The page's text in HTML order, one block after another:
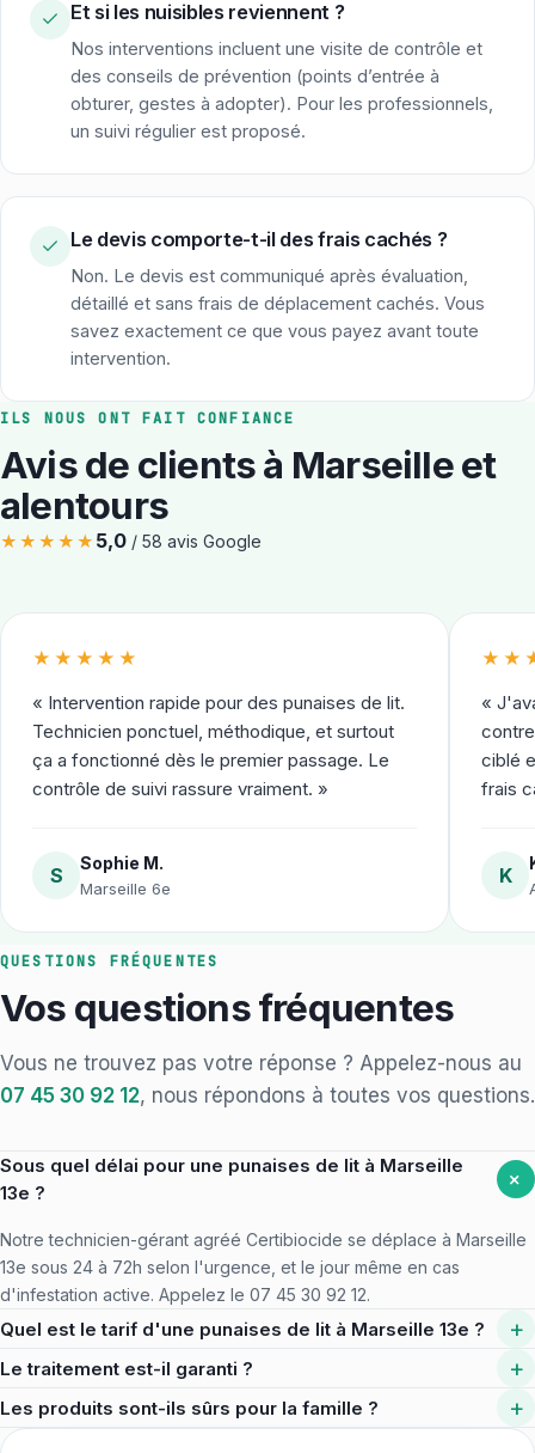
Et si les nuisibles reviennent ?
Nos interventions incluent une visite de contrôle et
des conseils de prévention (points d’entrée à
obturer, gestes à adopter). Pour les professionnels,
un suivi régulier est proposé.
Le devis comporte-t-il des frais cachés ?
Non. Le devis est communiqué après évaluation,
détaillé et sans frais de déplacement cachés. Vous
savez exactement ce que vous payez avant toute
intervention.
ILS NOUS ONT FAIT CONFIANCE
Avis de clients à Marseille et
alentours
★★★★★ 5,0 / 58 avis Google
★★★★★
« Intervention rapide pour des punaises de lit.
Technicien ponctuel, méthodique, et surtout
ça a fonctionné dès le premier passage. Le
contrôle de suivi rassure vraiment. »
S
Sophie M.
Marseille 6e
«
ciblé
frais
K
QUESTIONS FRÉQUENTES
Vos questions fréquentes
Vous ne trouvez pas votre réponse ? Appelez-nous au
07 45 30 92 12, nous répondons à toutes vos questions.
Sous quel délai pour une punaises de lit à Marseille
13e ?
+
Notre technicien-gérant agréé Certibiocide se déplace à Marseille
13e sous 24 à 72h selon l'urgence, et le jour même en cas
d'infestation active. Appelez le 07 45 30 92 12.
Quel est le tarif d'une punaises de lit à Marseille 13e ? +
Le devis dépend de la surface et du niveau d'infestation. Il est
Marseille 13e inclus, sans frais cachés.
Le traitement est-il garanti ? +
Selon le nuisible, une visite de contrôle est incluse pour valider
l'éradication et intercepter d'éventuelles récidives. Le protocole
Les produits sont-ils sûrs pour la famille ? +
Oui, produits agréés Certibiocide, appliqués en stations sécurisées